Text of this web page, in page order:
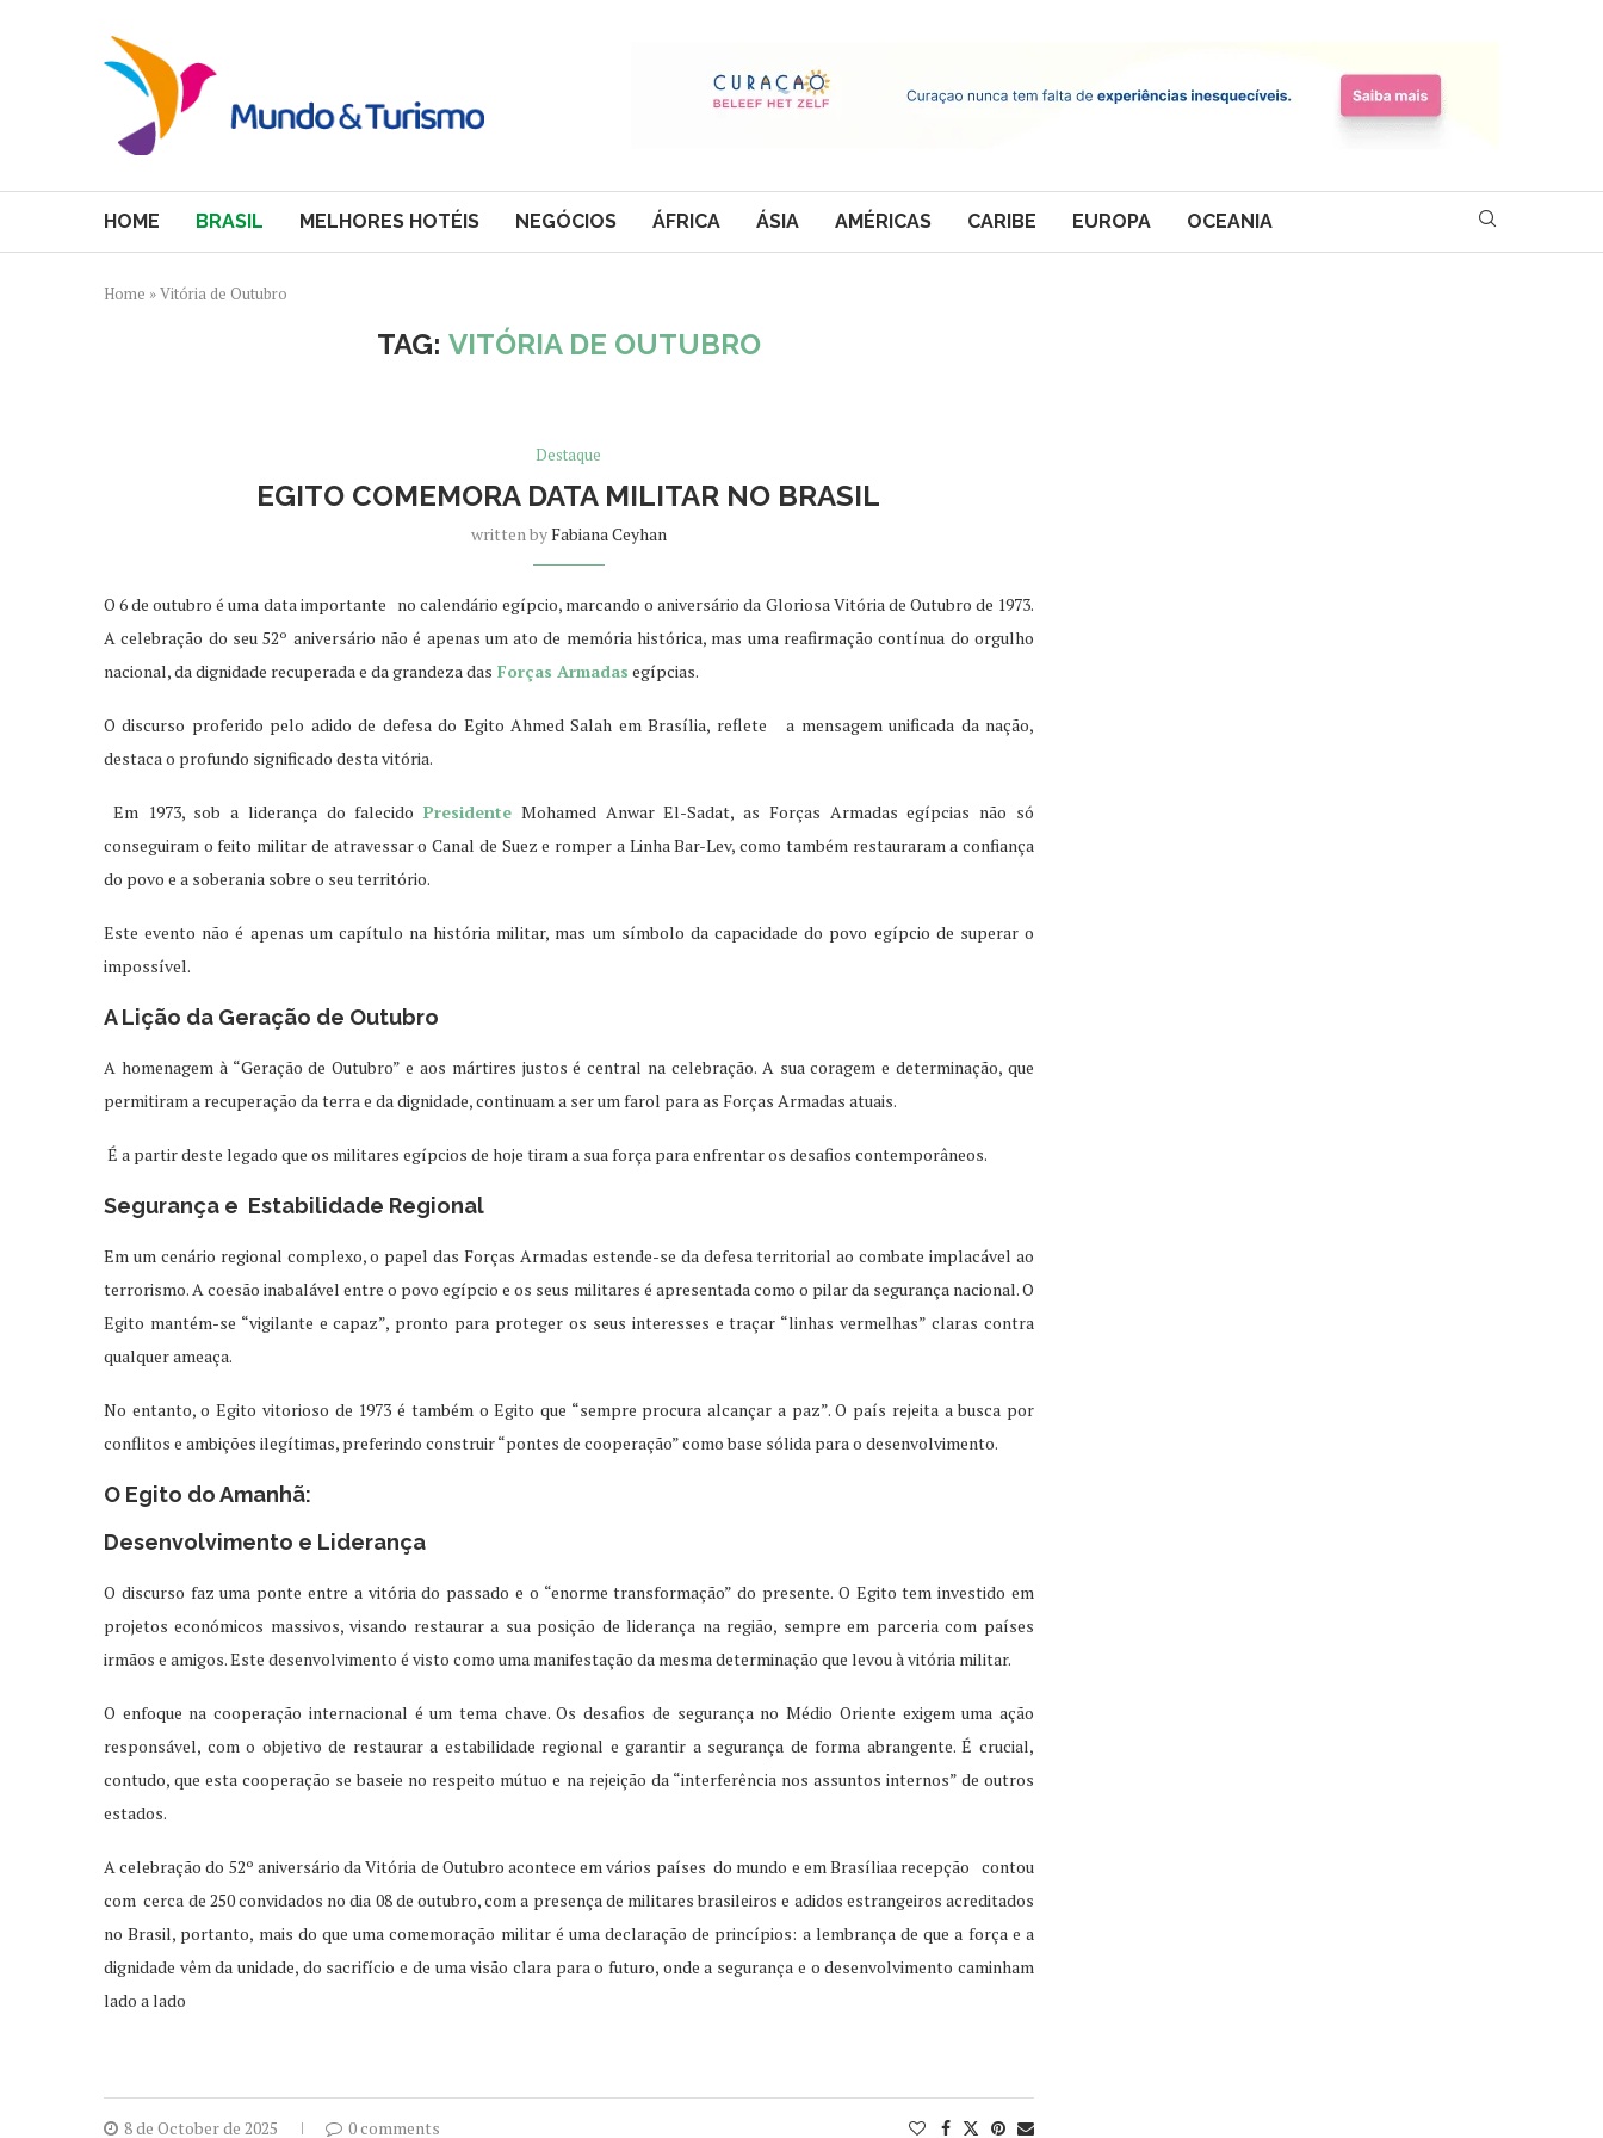
HOME BRASIL MELHORES HOTÉIS NEGÓCIOS ÁFRICA ÁSIA AMÉRICAS CARIBE EUROPA OCEANIA
Home »Vitória de Outubro
TAG: VITÓRIA DE OUTUBRO
Destaque
EGITO COMEMORA DATA MILITAR NO BRASIL
written byFabiana Ceyhan
O 6 de outubro é uma data importante no calendário egípcio, marcando o aniversário da Gloriosa Vitória de Outubro de 1973.
A celebração do seu 52º aniversário não é apenas um ato de memória histórica, mas uma reafirmação contínua do orgulho
nacional, da dignidade recuperada e da grandeza das Forças Armadas egípcias.
O discurso proferido pelo adido de defesa do Egito Ahmed Salah em Brasília, reflete a mensagem unificada da nação,
destaca o profundo significado desta vitória.
Em 1973, sob a liderança do falecidoPresidente Mohamed Anwar El-Sadat, as Forças Armadas egípcias não só
conseguiram o feito militar de atravessar o Canal de Suez e romper a Linha Bar-Lev, como também restauraram a confiança
do povo e a soberania sobre o seu território.
Este evento não é apenas um capítulo na história militar, mas um símbolo da capacidade do povo egípcio de superar o
impossível.
A Lição da Geração de Outubro
A homenagem à “Geração de Outubro” e aos mártires justos é central na celebração. A sua coragem e determinação, que
permitiram a recuperação da terra e da dignidade, continuam a ser um farol para as Forças Armadas atuais.
É a partir deste legado que os militares egípcios de hoje tiram a sua força para enfrentar os desafios contemporâneos.
Segurança e Estabilidade Regional
Em um cenário regional complexo, o papel das Forças Armadas estende-se da defesa territorial ao combate implacável ao
terrorismo. A coesão inabalável entre o povo egípcio e os seus militares é apresentada como o pilar da segurança nacional. O
Egito mantém-se “vigilante e capaz”, pronto para proteger os seus interesses e traçar “linhas vermelhas” claras contra
qualquer ameaça.
No entanto, o Egito vitorioso de 1973 é também o Egito que “sempre procura alcançar a paz”. O país rejeita a busca por
conflitos e ambições ilegítimas, preferindo construir “pontes de cooperação” como base sólida para o desenvolvimento.
O Egito do Amanhã:
Desenvolvimento e Liderança
O discurso faz uma ponte entre a vitória do passado e o “enorme transformação” do presente. O Egito tem investido em
projetos económicos massivos, visando restaurar a sua posição de liderança na região, sempre em parceria com países
irmãos e amigos. Este desenvolvimento é visto como uma manifestação da mesma determinação que levou à vitória militar.
O enfoque na cooperação internacional é um tema chave. Os desafios de segurança no Médio Oriente exigem uma ação
responsável, com o objetivo de restaurar a estabilidade regional e garantir a segurança de forma abrangente. É crucial,
contudo, que esta cooperação se baseie no respeito mútuo e na rejeição da “interferência nos assuntos internos” de outros
estados.
A celebração do 52º aniversário da Vitória de Outubro acontece em vários países do mundo e em Brasíliaa recepção contou
com cerca de 250 convidados no dia 08 de outubro, com a presença de militares brasileiros e adidos estrangeiros acreditados
no Brasil, portanto, mais do que uma comemoração militar é uma declaração de princípios: a lembrança de que a força e a
dignidade vêm da unidade, do sacrifício e de uma visão clara para o futuro, onde a segurança e o desenvolvimento caminham
lado a lado
8 de October de 2025 0 comments